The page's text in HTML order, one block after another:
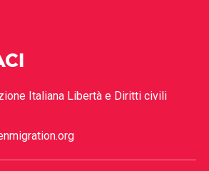
Italiana Libertà e Diritti civili